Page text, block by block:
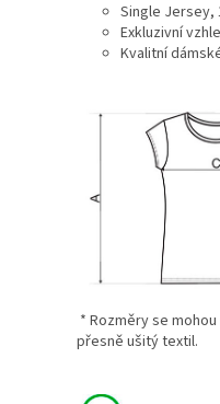
Single Jersey,
Exkluzivní
Kvalitní
* Rozměry se
přesně ušitý textil.